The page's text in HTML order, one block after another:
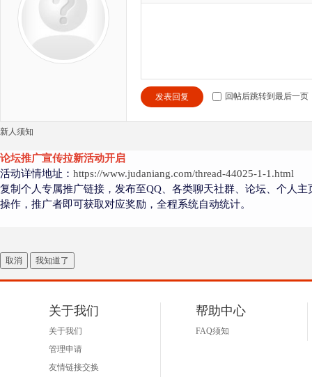
发表回复 回帖后跳转到最后一页
新人须知
论坛推广宣传拉新活动开启
活动详情地址： https://www.judaniang.com/thread-44025-1-1.html
复制个人专属推广链接，发布至QQ、各类聊天社群、论坛、个人
操作，推广者即可获取对应奖励，全程系统自动统计。
取消 我知道了
关于我们
关于我们
管理申请
友情链接交换
帮助中心
FAQ须知